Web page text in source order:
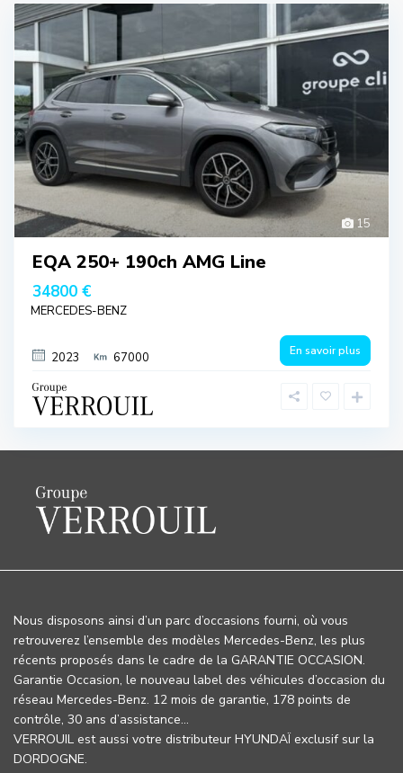
15
EQA 250+ 190ch AMG Line
34800 €
MERCEDES-BENZ
2023 67000 En savoir plus
Nous disposons ainsi d’un parc d’occasions fourni, où vous
retrouverez l’ensemble des modèles Mercedes-Benz, les plus
récents proposés dans le cadre de la GARANTIE OCCASION.
Garantie Occasion, le nouveau label des véhicules d’occasion du
réseau Mercedes-Benz. 12 mois de garantie, 178 points de
contrôle, 30 ans d’assistance…
VERROUIL est aussi votre distributeur HYUNDAÏ exclusif sur la
DORDOGNE.